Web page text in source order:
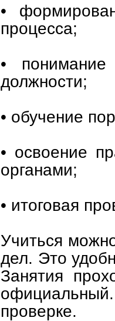
•
процесса;
• понимание
должности;
• обучение
• освоение
органами;
• итоговая
Учиться
дел. Это
Занятия
проверке.